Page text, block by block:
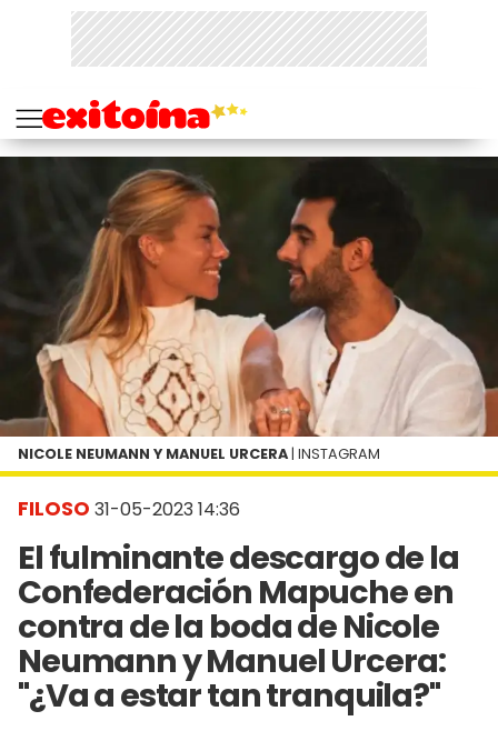
FILOSO 31-05-2023 14:36
El fulminante descargo de la
Confederación Mapuche en
contra de la boda de Nicole
Neumann y Manuel Urcera:
"¿Va a estar tan tranquila?"
NICOLE NEUMANN Y MANUEL URCERA | INSTAGRAM